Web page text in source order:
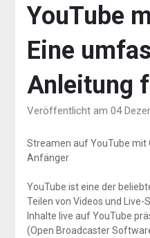
YouTube
Eine
Anleitung
Veröffentlicht am 04
Streamen auf YouTube mit
Anfänger
YouTube ist eine der
Teilen von Videos und Live-
Inhalte live auf YouTube
(Open Broadcaster